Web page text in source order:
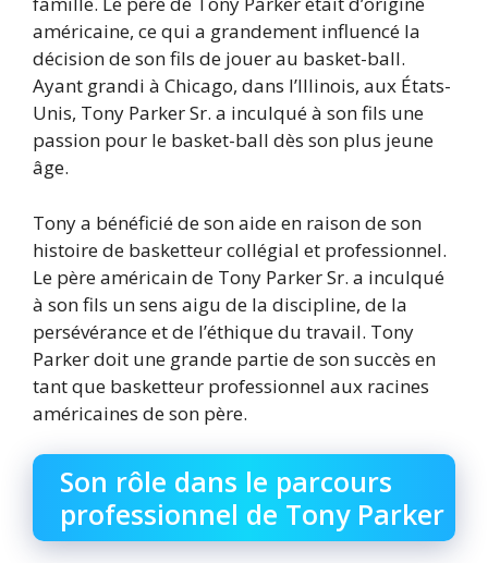
américaine, ce qui a grandement influencé la
décision de son fils de jouer au basket-ball.
Ayant grandi à Chicago, dans l’Illinois, aux États-
Unis, Tony Parker Sr. a inculqué à son fils une
passion pour le basket-ball dès son plus jeune
âge.
Tony a bénéficié de son aide en raison de son
histoire de basketteur collégial et professionnel.
Le père américain de Tony Parker Sr. a inculqué
à son fils un sens aigu de la discipline, de la
persévérance et de l’éthique du travail. Tony
Parker doit une grande partie de son succès en
tant que basketteur professionnel aux racines
américaines de son père.
Son rôle dans le parcours
professionnel de Tony Parker